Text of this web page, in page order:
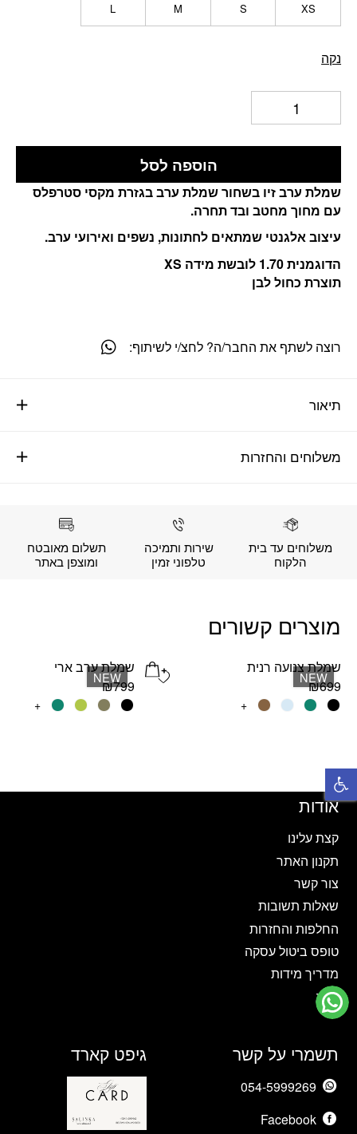
XS
S
M
L
נקה
הוספה לסל
שמלת ערב זיו בשחור שמלת ערב בגזרת מקסי סטרפלס
עם מחוך מחטב ובד תחרה.
עיצוב אלגנטי שמתאים לחתונות, נשפים ואירועי ערב.
הדוגמנית 1.70 לובשת מידה XS
תוצרת כחול לבן
תיאור
משלוחים והחזרות
משלוחים עד בית
הלקוח
שירות ותמיכה
טלפוני זמין
תשלום מאובטח
ומוצפן באתר
רוצה לשתף את החבר/ה? לחצ/י לשיתוף:
מוצרים קשורים
Add wishlist NEW
שמלת צנועה רנית
₪699
למוצר
סוגים.
ניתן
לבחור
את
בעמוד
המוצר
+
NEW
שמלת ערב ארי
₪799
למוצר
ניתן
+
אודות
קצת עלינו
תקנון האתר
צור קשר
שאלות תשובות
החלפות והחזרות
טופס ביטול עסקה
מדריך מידות
בלוג
תשמרי על קשר
054-5999269
Facebook
גיפט קארד
פתח סרגל נגישות